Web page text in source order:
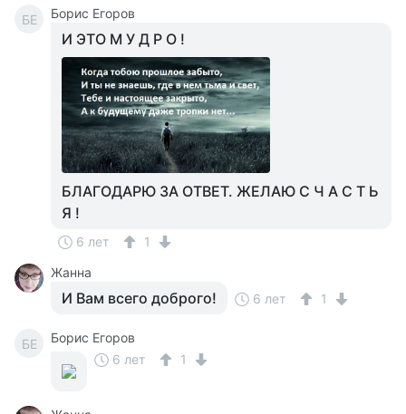
БЕ Борис Егоров
И ЭТО М У Д Р О !
БЛАГОДАРЮ ЗА ОТВЕТ. ЖЕЛАЮ С Ч А С Т Ь
Я !
6 лет
1
Жанна
И Вам всего доброго! 6 лет 1
БЕ
Борис Егоров
6 лет
1